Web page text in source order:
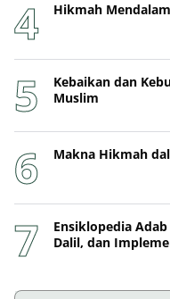
Hikmah
Kebaikan dan
Muslim
Makna Hikmah
Ensiklopedia
Dalil, dan